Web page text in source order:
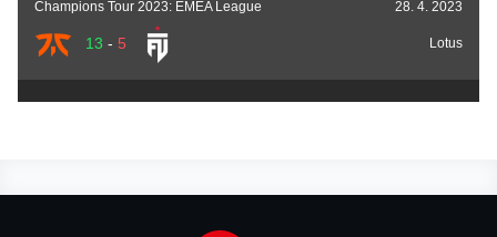
Champions Tour 2023: EMEA League 28. 4. 2023
13 - 5 Lotus